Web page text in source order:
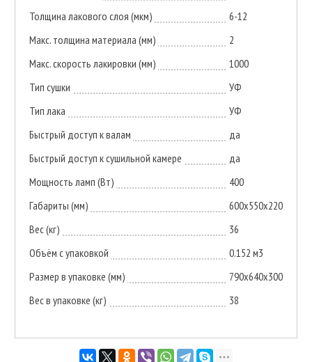
Толщина лакового слоя (мкм)
6-12
Макс. толщина материала (мм)
2
Макс. скорость лакировки (мм)
1000
Тип сушки
УФ
Тип лака
УФ
Быстрый доступ к валам
да
Быстрый доступ к сушильной камере
да
Мощность ламп (Вт)
400
Габариты (мм)
600х550х220
Вес (кг)
36
Объём с упаковкой
0.152 м3
Размер в упаковке (мм)
790х640х300
Вес в упаковке (кг)
38